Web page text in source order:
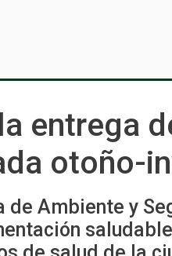
entrega
otoño-
de Ambiente y